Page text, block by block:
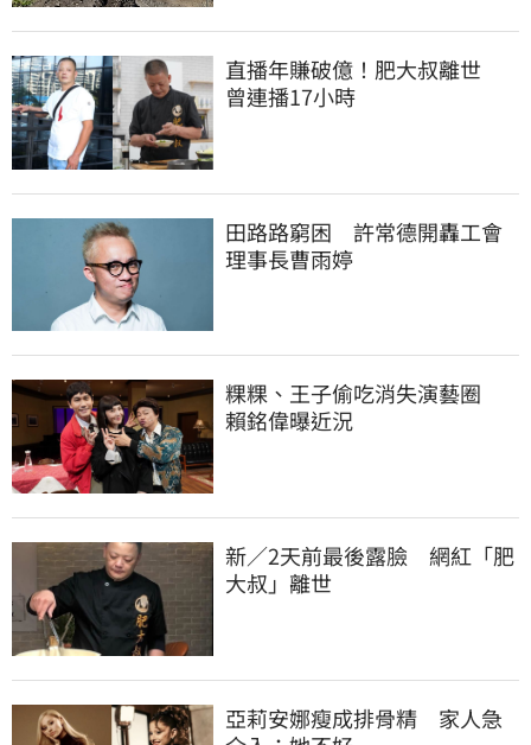
直播年賺破億！肥大叔離世
曾連播17小時
田路路窮困　許常德開轟工會
理事長曹雨婷
粿粿、王子偷吃消失演藝圈
賴銘偉曝近況
新／2天前最後露臉　網紅「肥
大叔」離世
亞莉安娜瘦成排骨精　家人急